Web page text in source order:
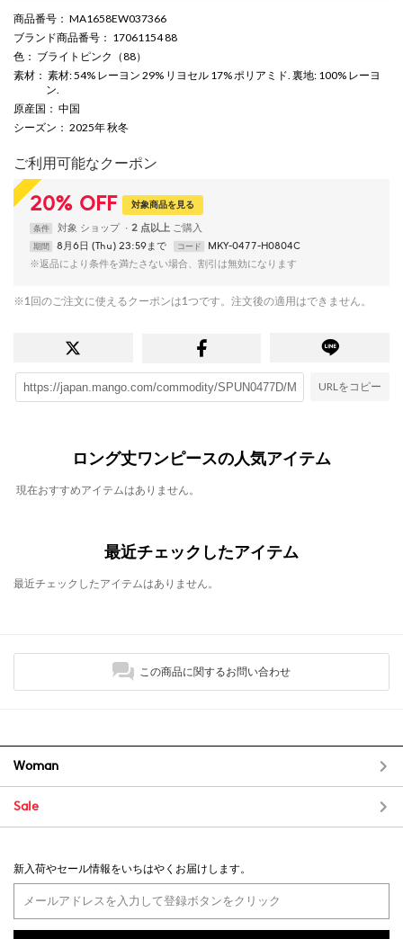
商品番号 ： MA1658EW037366
ブランド商品番号 ： 17061154 88
色 ： ブライトピンク（88）
素材 ： 素材: 54% レーヨン 29% リヨセル 17% ポリアミド. 裏地: 100% レーヨ
ン.
原産国 ： 中国
シーズン ： 2025年 秋冬
ご利用可能なクーポン
20% OFF 対象商品を見る
条件 対象 ショップ 2 点以上
期間 8月6日 (Thu) 23:59まで コード
MKY-0477-H0804C
※返品により条件を満たさない場合、割引は無効になります
※1回のご注文に使えるクーポンは1つです。注文後の適用はできません。
URLをコピー
ロング丈ワンピースの人気アイテム
現在おすすめアイテムはありません。
最近チェックしたアイテム
最近チェックしたアイテムはありません。
この商品に関するお問い合わせ
Woman
Sale
新入荷やセール情報をいちはやくお届けします。